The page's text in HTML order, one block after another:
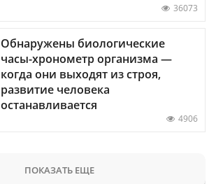
36073
Обнаружены биологические
часы-хронометр организма —
когда они выходят из строя,
развитие человека
останавливается
4906
ПОКАЗАТЬ ЕЩЕ